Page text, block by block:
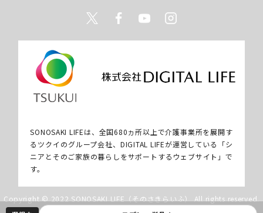
TwitterFacebookYoutube
SONOSAKI LIFEは、全国680ヵ所以上で介護事業所を展開す
るツクイのグループ会社、DIGITAL LIFEが運営している「シ
ニアとそのご家族の暮らしをサポートするウェブサイト」で
す。
Copyright © 2022 SONOSAKI LIFE（そのさきらいふ） All rights reserved.